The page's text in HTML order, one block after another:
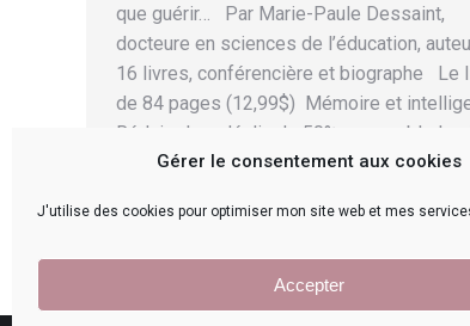
Gérer le consentement aux cookies
J'utilise des cookies pour optimiser mon site web et mes
Accepter
que guérir… Par Marie-Paule Dessaint,
docteure en sciences de l’éducation,
16 livres, conférencière et biographe Le
de 84 pages (12,99$) Mémoire et
Réduire leur déclin de 50% rassemble les
clés des conférences que je prononce sur